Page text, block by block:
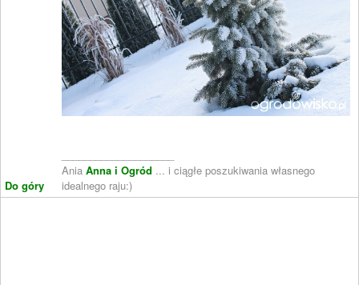
Do góry
Ania Anna i Ogród ... i ciągłe poszukiwania własnego
idealnego raju:)